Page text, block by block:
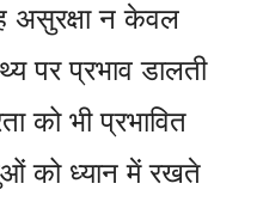
असुरक्षा न केवल
पर प्रभाव डालती
को भी प्रभावित
को ध्यान में रखते